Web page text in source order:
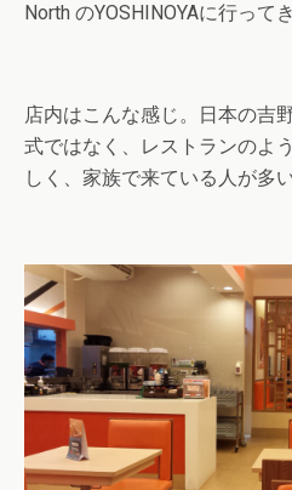
North のYOSHINOYAに行ってき
店内はこんな感じ。日本の吉
式ではなく、レストランのよ
しく、家族で来ている人が多い